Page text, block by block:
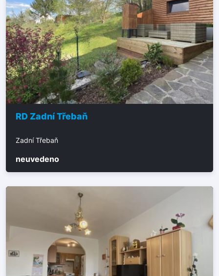
RD Zadní Třebaň
Zadní Třebaň
neuvedeno